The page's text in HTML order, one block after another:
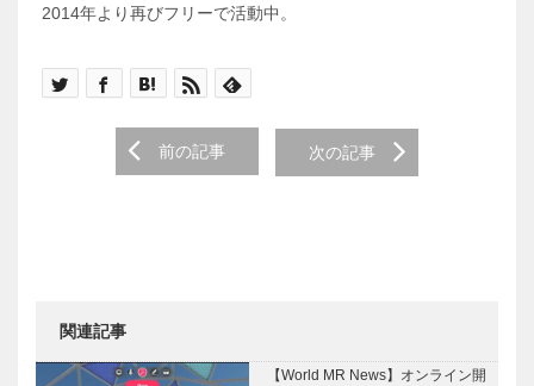
2014年より再びフリーで活動中。
Post navigation
前の記事 次の記事
関連記事
【World MR News】オンライン開